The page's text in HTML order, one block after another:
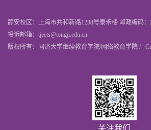
静安校区：上海市共和新路1238号泰禾楼 邮政编码：
投诉邮箱：tjeets@tongji.edu.cn
版权所有：同济大学继续教育学院/网络教育学院 /
关注我们